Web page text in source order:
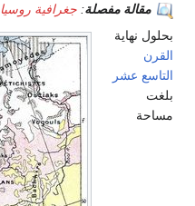
مقالة مفصلة: جغرافية روسيا
بحلول نهاية
القرن
التاسع عشر
بلغت
مساحة